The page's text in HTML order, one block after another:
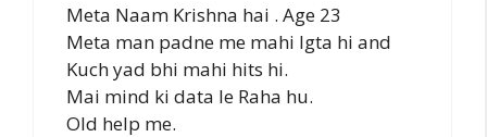
Meta Naam Krishna hai . Age 23
Meta man padne me mahi lgta hi and
Kuch yad bhi mahi hits hi.
Mai mind ki data le Raha hu.
Old help me.